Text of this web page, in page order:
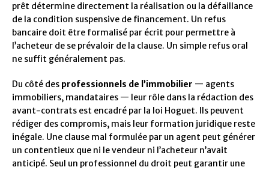
prêt détermine directement la réalisation ou la défaillance
de la condition suspensive de financement. Un refus
bancaire doit être formalisé par écrit pour permettre à
l’acheteur de se prévaloir de la clause. Un simple refus oral
ne suffit généralement pas.
Du côté des professionnels de l’immobilier — agents
immobiliers, mandataires — leur rôle dans la rédaction des
avant-contrats est encadré par la loi Hoguet. Ils peuvent
rédiger des compromis, mais leur formation juridique reste
inégale. Une clause mal formulée par un agent peut générer
un contentieux que ni le vendeur ni l’acheteur n’avait
anticipé. Seul un professionnel du droit peut garantir une